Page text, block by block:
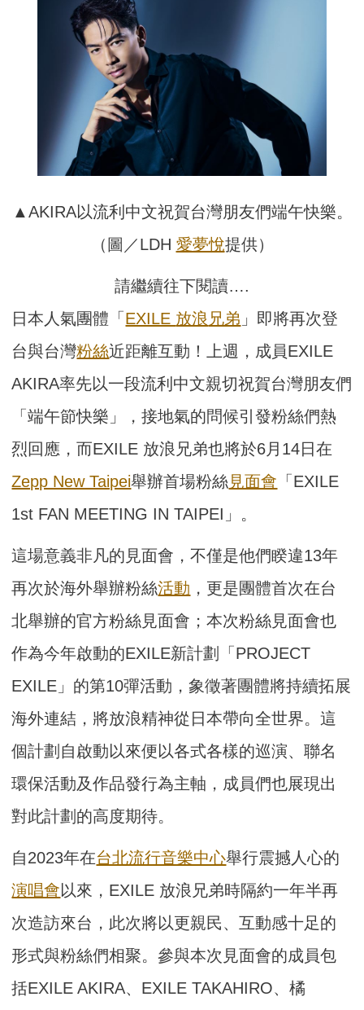
▲AKIRA以流利中文祝賀台灣朋友們端午快樂。
（圖／LDH 愛夢悅提供）
請繼續往下閱讀….
日本人氣團體「 EXILE 放浪 兄弟 」即將再次登
台與台灣粉絲近距離互動！上週，成員EXILE
AKIRA率先以一段流利中文親切祝賀台灣朋友們
「端午節快樂」，接地氣的問候引發粉絲們熱
烈回應，而EXILE 放浪兄弟也將於6月14日在
Zepp New Taipei舉辦首場粉絲 見面會 「EXILE
1st FAN MEETING IN TAIPEI」。
這場意義非凡的見面會，不僅是他們睽違13年
再次於海外舉辦粉絲活動 ，更是團體首次在台
北舉辦的官方粉絲見面會；本次粉絲見面會也
作為今年啟動的EXILE新計劃「PROJECT
EXILE」的第10彈活動，象徵著團體將持續拓展
海外連結，將放浪精神從日本帶向全世界。這
個計劃自啟動以來便以各式各樣的巡演、聯名
環保活動及作品發行為主軸，成員們也展現出
對此計劃的高度期待。
自2023年在台北流行音樂中心舉行震撼人心的
演唱會以來，EXILE 放浪兄弟時隔約一年半再
次造訪來台，此次將以更親民、互動感十足的
形式與粉絲們相聚。參與本次見面會的成員包
括EXILE AKIRA、EXILE TAKAHIRO、橘